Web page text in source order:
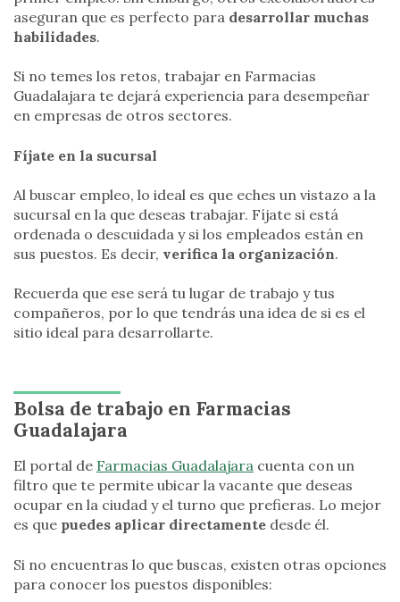
aseguran que es perfecto para desarrollar muchas
habilidades.
Si no temes los retos, trabajar en Farmacias
Guadalajara te dejará experiencia para desempeñar
en empresas de otros sectores.
Fíjate en la sucursal
Al buscar empleo, lo ideal es que eches un vistazo a la
sucursal en la que deseas trabajar. Fíjate si está
ordenada o descuidada y si los empleados están en
sus puestos. Es decir, verifica la organización.
Recuerda que ese será tu lugar de trabajo y tus
compañeros, por lo que tendrás una idea de si es el
sitio ideal para desarrollarte.
Bolsa de trabajo en Farmacias
Guadalajara
El portal de Farmacias Guadalajara cuenta con un
filtro que te permite ubicar la vacante que deseas
ocupar en la ciudad y el turno que prefieras. Lo mejor
es que puedes aplicar directamente desde él.
Si no encuentras lo que buscas, existen otras opciones
para conocer los puestos disponibles: